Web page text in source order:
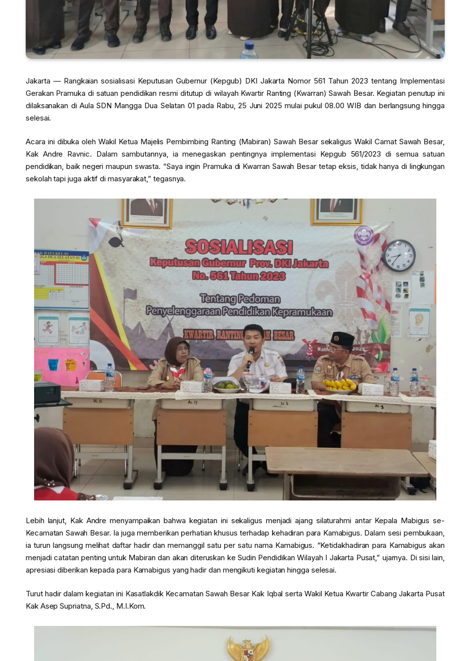
Jakarta — Rangkaian sosialisasi Keputusan Gubernur (Kepgub) DKI Jakarta Nomor 561 Tahun 2023 tentang Implementasi
Gerakan Pramuka di satuan pendidikan resmi ditutup di wilayah Kwartir Ranting (Kwarran) Sawah Besar. Kegiatan penutup ini
dilaksanakan di Aula SDN Mangga Dua Selatan 01 pada Rabu, 25 Juni 2025 mulai pukul 08.00 WIB dan berlangsung hingga
selesai.
Acara ini dibuka oleh Wakil Ketua Majelis Pembimbing Ranting (Mabiran) Sawah Besar sekaligus Wakil Camat Sawah Besar,
Kak Andre Ravnic. Dalam sambutannya, ia menegaskan pentingnya implementasi Kepgub 561/2023 di semua satuan
pendidikan, baik negeri maupun swasta. “Saya ingin Pramuka di Kwarran Sawah Besar tetap eksis, tidak hanya di lingkungan
sekolah tapi juga aktif di masyarakat,” tegasnya.
Lebih lanjut, Kak Andre menyampaikan bahwa kegiatan ini sekaligus menjadi ajang silaturahmi antar Kepala Mabigus se-
Kecamatan Sawah Besar. Ia juga memberikan perhatian khusus terhadap kehadiran para Kamabigus. Dalam sesi pembukaan,
ia turun langsung melihat daftar hadir dan memanggil satu per satu nama Kamabigus. “Ketidakhadiran para Kamabigus akan
menjadi catatan penting untuk Mabiran dan akan diteruskan ke Sudin Pendidikan Wilayah I Jakarta Pusat,” ujarnya. Di sisi lain,
apresiasi diberikan kepada para Kamabigus yang hadir dan mengikuti kegiatan hingga selesai.
Turut hadir dalam kegiatan ini Kasatlakdik Kecamatan Sawah Besar Kak Iqbal serta Wakil Ketua Kwartir Cabang Jakarta Pusat
Kak Asep Supriatna, S.Pd., M.I.Kom.